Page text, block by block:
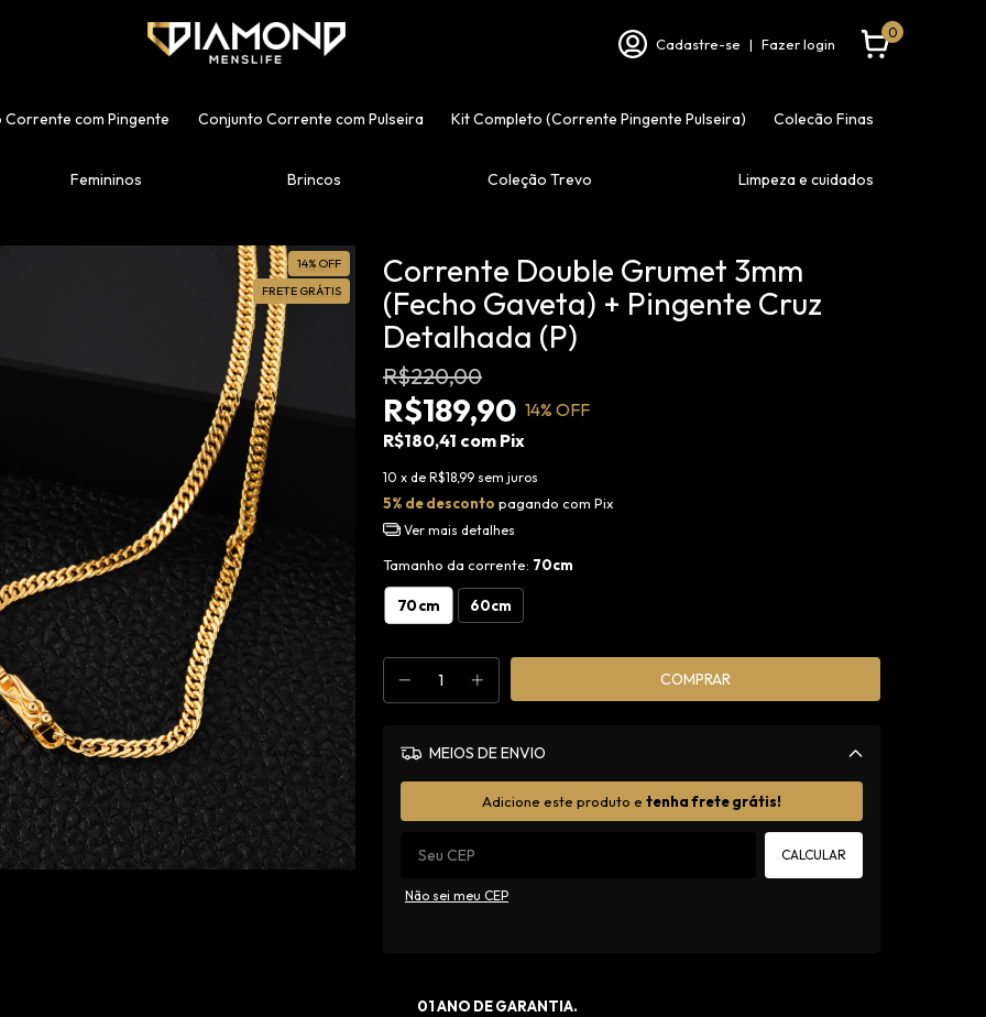
Cadastre-se | Fazer login
0
Corrente com Pingente Conjunto Corrente com Pulseira Kit Completo (Corrente Pingente Pulseira) Colecão Finas
Femininos Brincos Coleção Trevo Limpeza e cuidados
14% OFF
FRETE GRÁTIS
Corrente Double Grumet 3mm
(Fecho Gaveta) + Pingente Cruz
Detalhada (P)
R$220,00
R$189,90 14% OFF
R$180,41 com Pix
10 x de R$18,99 sem juros
5% de desconto pagando com Pix
Ver mais detalhes
Tamanho da corrente: 70cm
70cm 60cm
MEIOS DE ENVIO
Adicione este produto e tenha frete grátis!
CALCULAR
Não sei meu CEP
01 ANO DE GARANTIA.